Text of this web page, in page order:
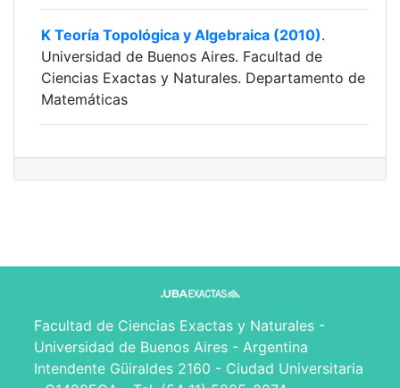
K Teoría Topológica y Algebraica (2010).
Universidad de Buenos Aires. Facultad de
Ciencias Exactas y Naturales. Departamento de
Matemáticas
Facultad de Ciencias Exactas y Naturales -
Universidad de Buenos Aires - Argentina
Intendente Güiraldes 2160 - Ciudad Universitaria